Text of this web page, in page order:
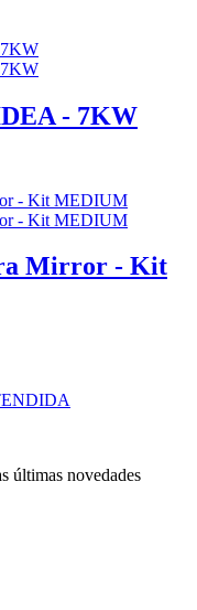
- 7KW
Mirror - Kit
últimas novedades